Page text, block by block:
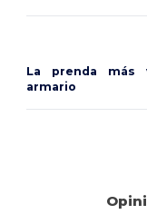
La prenda más
armario